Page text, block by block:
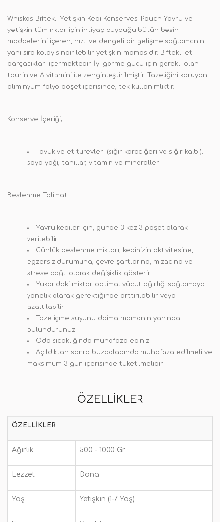
Whiskas Biftekli Yetişkin Kedi Konservesi Pouch Yavru ve
yetişkin tüm ırklar için ihtiyaç duyduğu bütün besin
maddelerini içeren, hızlı ve dengeli bir gelişme sağlamanın
yanı sıra kolay sindirilebilir yetişkin mamasıdır. Biftekli et
parçacıkları içermektedir. İyi görme gücü için gerekli olan
taurin ve A vitamini ile zenginleştirilmiştir. Tazeliğini koruyan
aliminyum folyo poşet içerisinde, tek kullanımlıktır.
Konserve İçeriği;
Tavuk ve et türevleri (sığır karaciğeri ve sığır kalbi),
soya yağı, tahıllar, vitamin ve mineraller.
Beslenme Talimatı:
Yavru kediler için, günde 3 kez 3 poşet olarak
verilebilir.
Günlük beslenme miktarı, kedinizin aktivitesine,
egzersiz durumuna, çevre şartlarına, mizacına ve
strese bağlı olarak değişiklik gösterir.
Yukarıdaki miktar optimal vücut ağırlığı sağlamaya
yönelik olarak gerektiğinde arttırılabilir veya
azaltılabilir.
Taze içme suyunu daima mamanın yanında
bulundurunuz.
Oda sıcaklığında muhafaza ediniz.
Açıldıktan sonra buzdolabında muhafaza edilmeli ve
maksimum 3 gün içerisinde tüketilmelidir.
ÖZELLIKLER
ÖZELLIKLER
Ağırlık 500 - 1000 Gr
Lezzet Dana
Yaş Yetişkin (1-7 Yaş)